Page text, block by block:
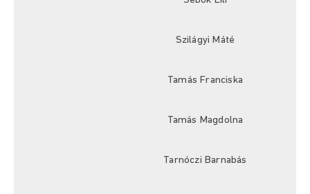
Szilágyi Máté
Tamás Franciska
Tamás Magdolna
Tarnóczi Barnabás